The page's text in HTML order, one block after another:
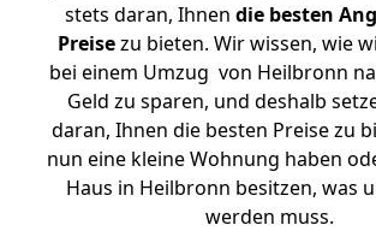
stets daran, Ihnen die besten
Preisezu bieten. Wir wissen, wie
bei einem Umzug von Heilbronn
Geld zu sparen, und deshalb
daran, Ihnen die besten Preise zu
nun eine kleine Wohnung haben
Haus in Heilbronn besitzen, was
werden muss.